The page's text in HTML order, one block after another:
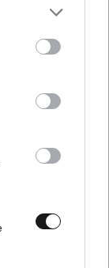
more Google
may click to
tags to
below Google